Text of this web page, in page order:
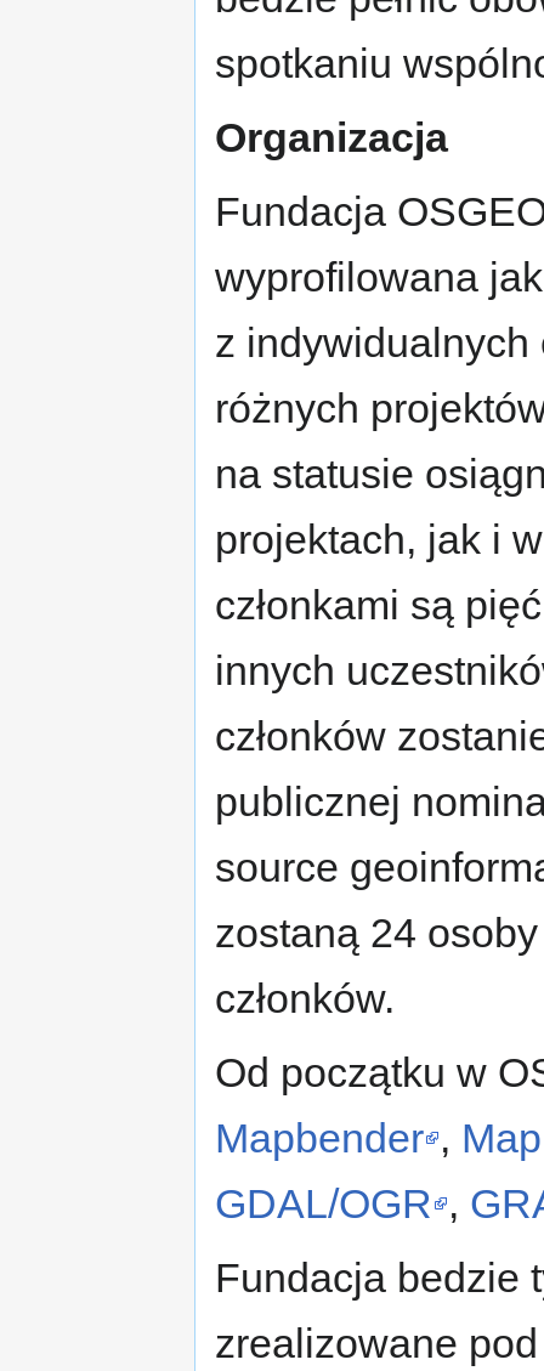
spotkaniu
Organizacja
Fundacja
wyprofilowana
z indywidualnych
różnych
na statusie
projektach, jak i
członkami są
innych
członków
publicznej
source
zostaną 24
członków.
Od początku w
Mapbender ,
GDAL/OGR ,
Fundacja bedzie
zrealizowane